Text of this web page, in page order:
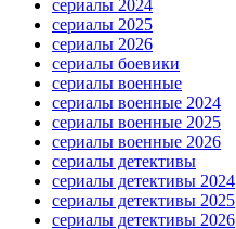
сериалы 2024
сериалы 2025
сериалы 2026
сериалы боевики
сериалы военные
сериалы военные 2024
сериалы военные 2025
сериалы военные 2026
сериалы детективы
сериалы детективы 2024
сериалы детективы 2025
сериалы детективы 2026